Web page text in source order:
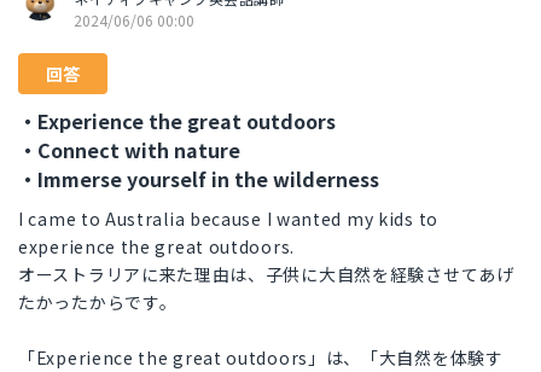
2024/06/06 00:00
回答
・Experience the great outdoors
・Connect with nature
・Immerse yourself in the wilderness
I came to Australia because I wanted my kids to
experience the great outdoors.
オーストラリアに来た理由は、子供に大自然を経験させてあげ
たかったからです。
「Experience the great outdoors」は、「大自然を体験す